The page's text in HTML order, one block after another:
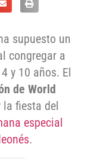
supuesto un
congregar a
y 10 años. El
de World
fiesta del
especial
.